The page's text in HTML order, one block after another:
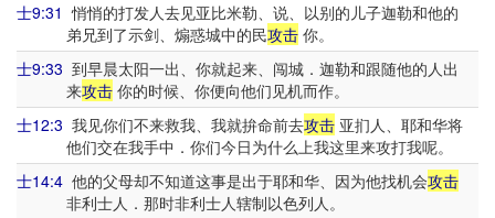
士9:31 悄悄的打发人去见亚比米勒、说、以别的儿子迦勒和他的
弟兄到了示剑、煽惑城中的民攻击你。
士9:33 到早晨太阳一出、你就起来、闯城．迦勒和跟随他的人出
来攻击你的时候、你便向他们见机而作。
士12:3 我见你们不来救我、我就拚命前去攻击 亚扪人、耶和华将
他们交在我手中．你们今日为什么上我这里来攻打我呢。
士14:4 他的父母却不知道这事是出于耶和华、因为他找机会攻击
非利士人．那时非利士人辖制以色列人。